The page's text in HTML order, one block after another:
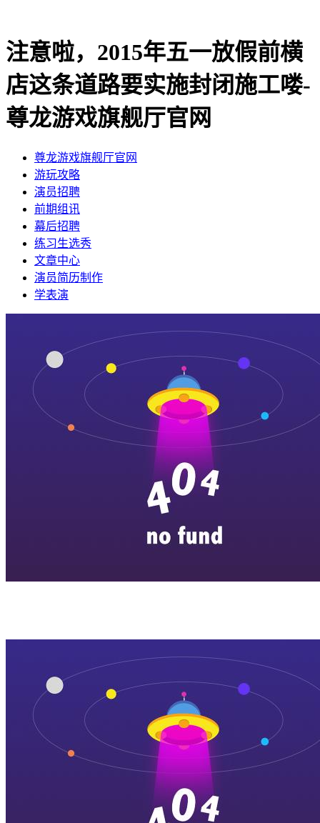
注意啦，2015年五一放假前横
店这条道路要实施封闭施工喽-
尊龙游戏旗舰厅官网
尊龙游戏旗舰厅官网
​游玩攻略
​演员招聘
​前期组讯
​幕后招聘
​练习生选秀
文章中心
演员简历制作
学表演